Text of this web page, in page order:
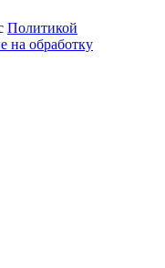
Политикой
на обработку